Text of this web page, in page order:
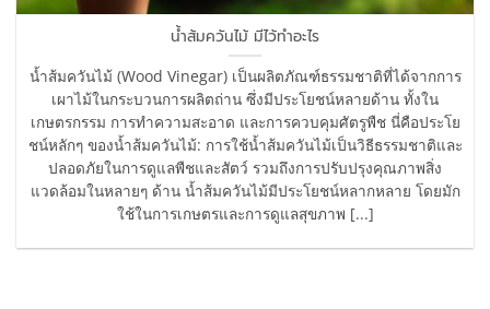
น้ำส้มควันไม้ มีไว้ทำอะไร
น้ำส้มควันไม้ (Wood Vinegar) เป็นผลิตภัณฑ์ธรรมชาติที่ได้จากการ
เผาไม้ในกระบวนการผลิตถ่าน ซึ่งมีประโยชน์หลายด้าน ทั้งใน
เกษตรกรรม การทำความสะอาด และการควบคุมศัตรูพืช นี่คือประโย
ชน์หลักๆ ของน้ำส้มควันไม้: การใช้น้ำส้มควันไม้เป็นวิธีธรรมชาติและ
ปลอดภัยในการดูแลพืชและสัตว์ รวมถึงการปรับปรุงคุณภาพสิ่ง
แวดล้อมในหลายๆ ด้าน น้ำส้มควันไม้มีประโยชน์หลากหลาย โดยมัก
ใช้ในการเกษตรและการดูแลสุขภาพ [...]